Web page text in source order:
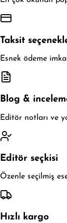
Taksit
Esnek ödeme
Blog &
Editör notları ve
Editör seçkisi
Özenle seçilmiş
Hızlı kargo